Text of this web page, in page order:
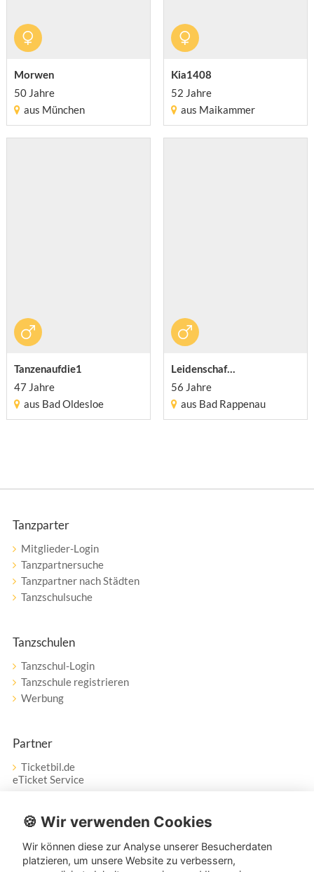
Morwen
50 Jahre
aus München
Kia1408
52 Jahre
aus Maikammer
Tanzenaufdie1
47 Jahre
aus Bad Oldesloe
Leidenschaf...
56 Jahre
aus Bad Rappenau
Tanzparter
Mitglieder-Login
Tanzpartnersuche
Tanzpartner nach Städten
Tanzschulsuche
Tanzschulen
Tanzschul-Login
Tanzschule registrieren
Werbung
Partner
Ticketbil.de
eTicket Service
Vertrag widerrufen
Service
🍪 Wir verwenden Cookies
Wir können diese zur Analyse unserer Besucherdaten
platzieren, um unsere Website zu verbessern,